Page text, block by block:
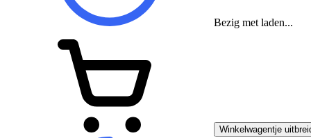
Bezig met laden...
Winkelwagentje